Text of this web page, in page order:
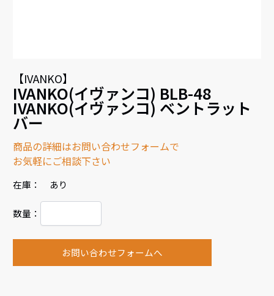
【IVANKO】
IVANKO(イヴァンコ) BLB-48
IVANKO(イヴァンコ) ベントラット
バー
商品の詳細はお問い合わせフォームで
お気軽にご相談下さい
在庫： あり
数量：
お問い合わせフォームへ